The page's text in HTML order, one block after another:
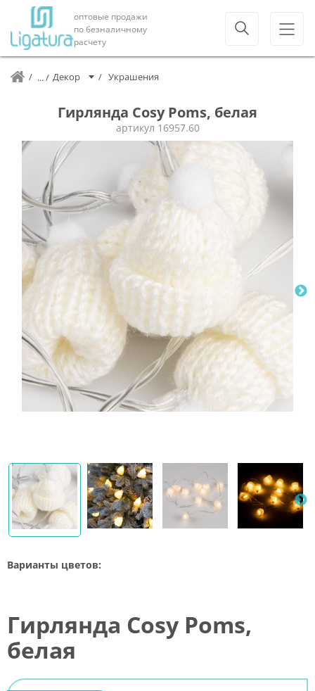
оптовые продажи
по безналичному
расчету
Декор Украшения
Гирлянда Cosy Poms, белая
артикул 16957.60
Варианты цветов:
Гирлянда Cosy Poms,
белая